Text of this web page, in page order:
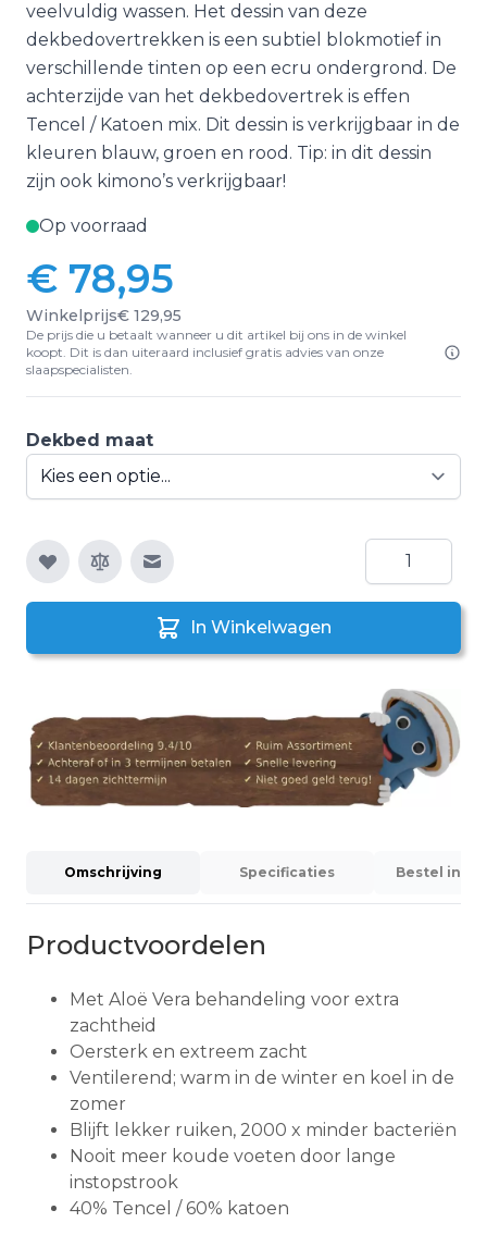
veelvuldig wassen. Het dessin van deze
dekbedovertrekken is een subtiel blokmotief in
verschillende tinten op een ecru ondergrond. De
achterzijde van het dekbedovertrek is effen
Tencel / Katoen mix. Dit dessin is verkrijgbaar in de
kleuren blauw, groen en rood. Tip: in dit dessin
zijn ook kimono’s verkrijgbaar!
Op voorraad
Vanaf:
€ 78,95
Winkelprijs€ 129,95
De prijs die u betaalt wanneer u dit artikel bij ons in de winkel
koopt. Dit is dan uiteraard inclusief gratis advies van onze
slaapspecialisten.
Dekbed maat
E-mail naar een vriend
Aantal
In Winkelwagen
Omschrijving Specificaties Bestel
Productvoordelen
Met Aloë Vera behandeling voor extra
zachtheid
Oersterk en extreem zacht
Ventilerend; warm in de winter en koel in de
zomer
Blijft lekker ruiken, 2000 x minder bacteriën
Nooit meer koude voeten door lange
instopstrook
40% Tencel / 60% katoen